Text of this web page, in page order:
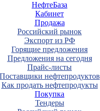
НефтеБаза
Кабинет
Продажа
Российский рынок
Экспорт из РФ
Горящие предложения
Предложения на сегодня
Прайс-листы
Поставщики нефтепродуктов
Как продать нефтепродукты
Покупка
Тендеры